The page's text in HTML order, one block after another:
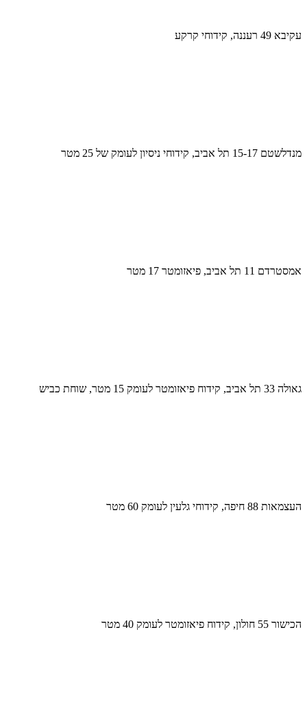
עקיבא 49 רעננה, קידוחי קרקע
מנדלשטם 15-17 תל אביב, קידוחי ניסיון לעומק של 25 מטר
אמסטרדם 11 תל אביב, פיאזומטר 17 מטר
גאולה 33 תל אביב, קידוח פיאזומטר לעומק 15 מטר, שוחת כביש
העצמאות 88 חיפה, קידוחי גלעין לעומק 60 מטר
הכישור 55 חולון, קידוח פיאזומטר לעומק 40 מטר